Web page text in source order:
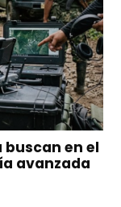
en el
avanzada